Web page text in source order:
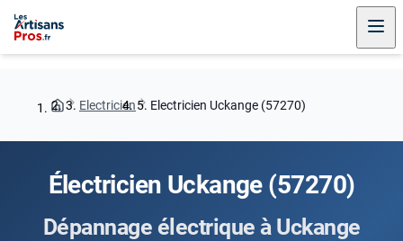
Electricien Electricien Uckange (57270)
Électricien Uckange (57270)
Dépannage électrique à Uckange